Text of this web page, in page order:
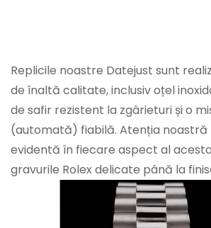
Replicile noastre Datejust sunt
de înaltă calitate, inclusiv oțel
de safir rezistent la zgârieturi și o
(automată) fiabilă. Atenția noastră
evidentă în fiecare aspect al
gravurile Rolex delicate până la